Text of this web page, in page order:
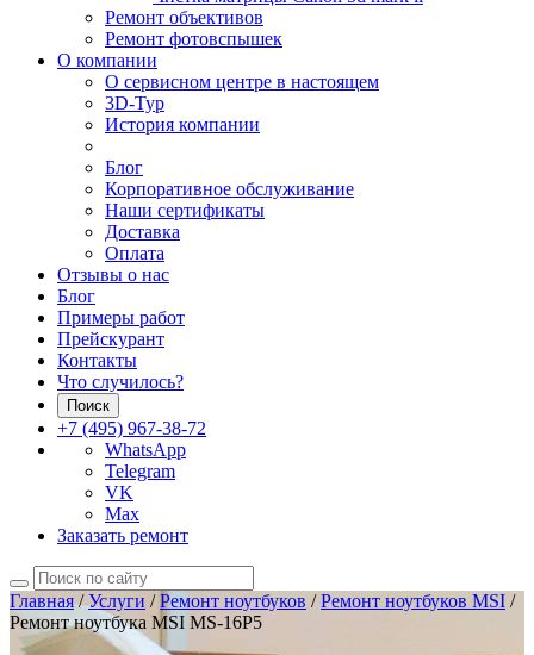
Ремонт объективов
Ремонт фотовспышек
О компании
О сервисном центре в настоящем
3D-Тур
История компании
Блог
Корпоративное обслуживание
Наши сертификаты
Доставка
Оплата
Отзывы о нас
Блог
Примеры работ
Прейскурант
Контакты
Что случилось?
Поиск
+7 (495) 967-38-72
WhatsApp
Telegram
VK
Max
Заказать ремонт
Главная/Услуги /Ремонт ноутбуков /Ремонт ноутбуков MSI /
Ремонт ноутбука MSI MS-16P5